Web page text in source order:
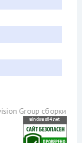
Group сборки